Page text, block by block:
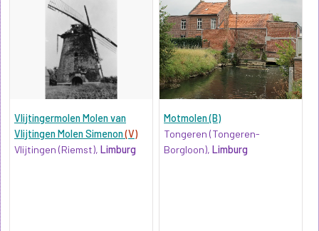
Vlijtingermolen Molen van
Vlijtingen Molen Simenon(V)
Vlijtingen (Riemst), Limburg
Motmolen (B)
Tongeren (Tongeren-
Borgloon),Limburg